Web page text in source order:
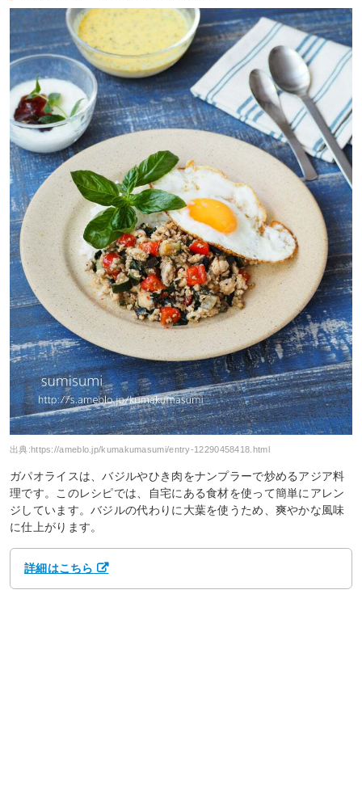
出典:https://ameblo.jp/kumakumasumi/entry-12290458418.html
ガパオライスは、バジルやひき肉をナンプラーで炒めるアジア料
理です。このレシピでは、自宅にある食材を使って簡単にアレン
ジしています。バジルの代わりに大葉を使うため、爽やかな風味
に仕上がります。
詳細はこちら